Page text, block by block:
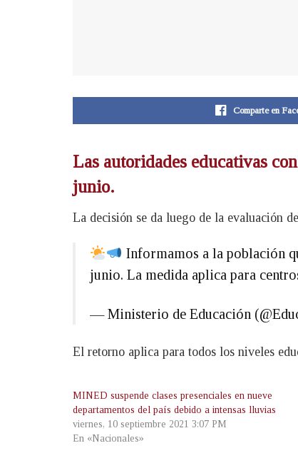
Comparte en
Las autoridades educativas
junio.
La decisión se da luego de la evaluación
Informamos a la población
junio. La medida aplica para
— Ministerio de Educación
El retorno aplica para todos los niveles
MINED suspende clases presenciales en nueve
departamentos del país debido a intensas lluvias
viernes, 10 septiembre 2021 3:07 PM
En «Nacionales»